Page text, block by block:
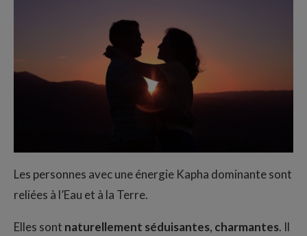
Les personnes avec une énergie Kapha dominante sont
reliées à l’Eau et à la Terre.
Elles sont naturellement séduisantes, charmantes. Il